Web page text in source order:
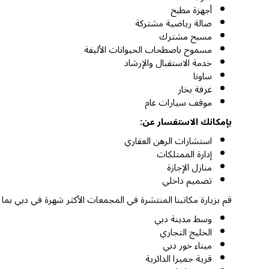
أجهزة مطبخ
صالة رياضية مشتركة
مسبح مشترك
مسموح باصطحاب الحيوانات الأليفة
خدمة الاستقبال والإرشاد
ساونا
غرفة بخار
موقف سيارات عام
بإمكانك الاستفسار عن:
استشارات الرهن العقاري
إدارة الممتلكات
منازل الإجازة
تصميم داخلي
قم بزيارة مكاتبنا المنتشرة في المجمعات الأكثر شهرة في دبي
وسط مدينة دبي
الخليج التجاري
ميناء خور دبي
قرية جميرا الدائرية